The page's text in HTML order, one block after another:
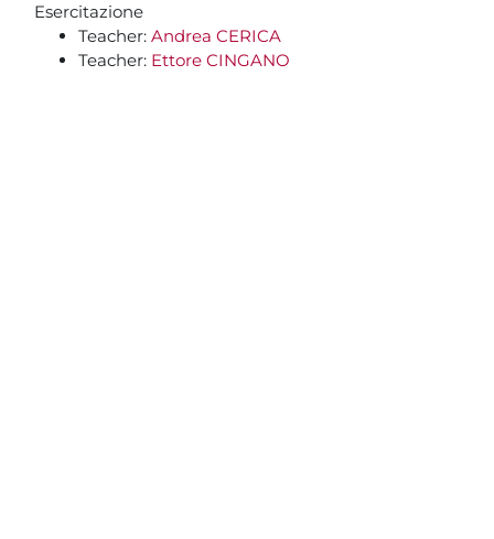
Vai al contenuto principale
Blocchi
Esercitazione
Teacher: Andrea CERICA
Teacher: Ettore CINGANO